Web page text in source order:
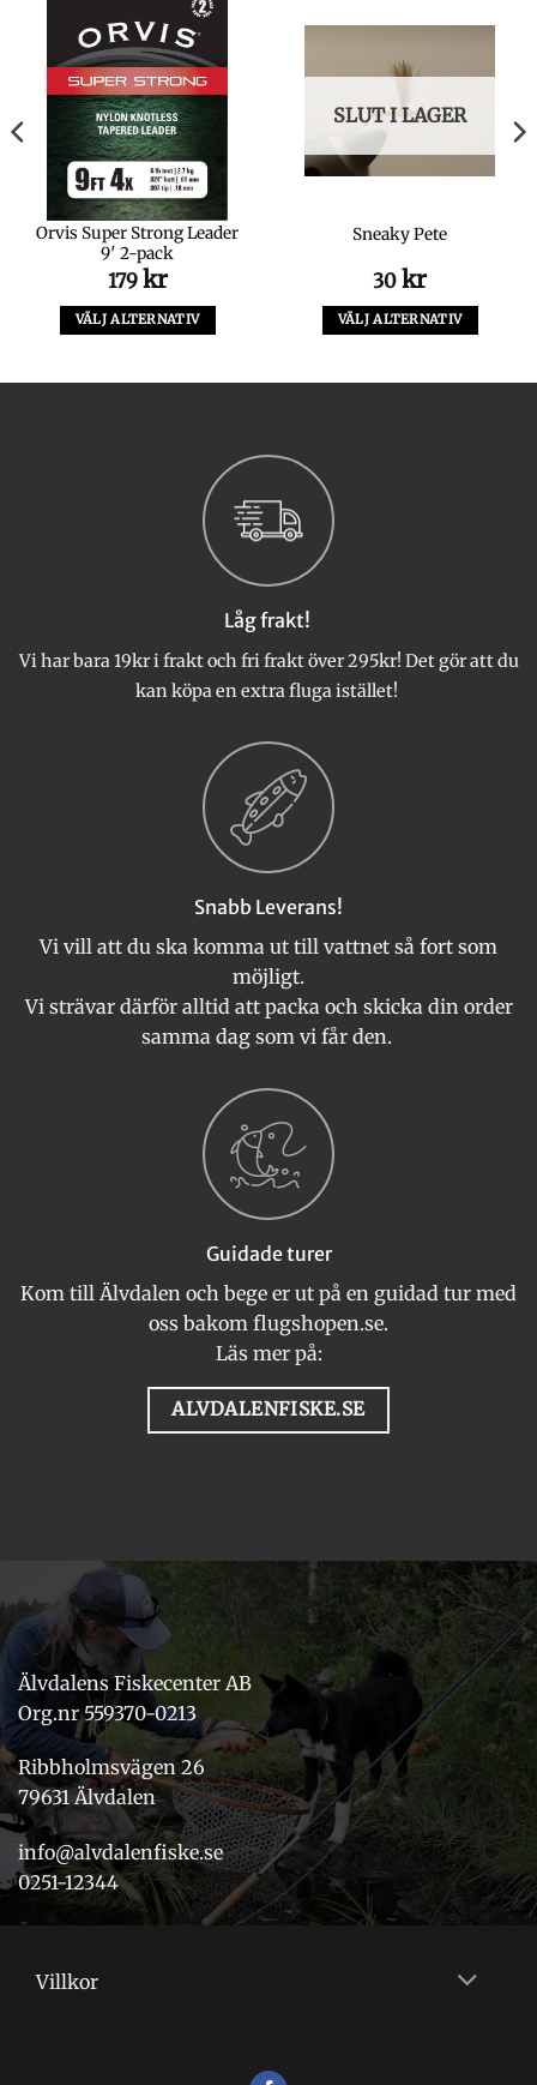
Orvis Super Strong Leader
9′ 2-pack
179 kr
VÄLJ ALTERNATIV
alternativen
produktsidan
SLUT I LAGER
Sneaky Pete
30 kr
VÄLJ ALTERNATIV
produktsidan
Låg frakt!
Vi har bara 19kr i frakt och fri frakt över 295kr! Det gör att du
kan köpa en extra fluga istället!
Snabb Leverans!
Vi vill att du ska komma ut till vattnet så fort som
möjligt.
Vi strävar därför alltid att packa och skicka din order
samma dag som vi får den.
Guidade turer
Kom till Älvdalen och bege er ut på en guidad tur med
oss bakom flugshopen.se.
Läs mer på:
ALVDALENFISKE.SE
Älvdalens Fiskecenter AB
Org.nr 559370-0213
Ribbholmsvägen 26
79631 Älvdalen
info@alvdalenfiske.se
0251-12344
Villkor